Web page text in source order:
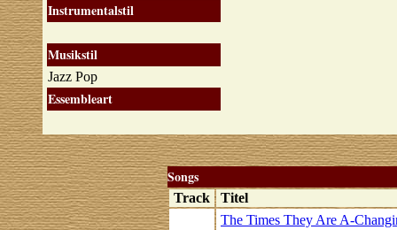
Instrumentalstil
Musikstil
Jazz Pop
Essembleart
Songs
Track
Titel
The Times They Are A-